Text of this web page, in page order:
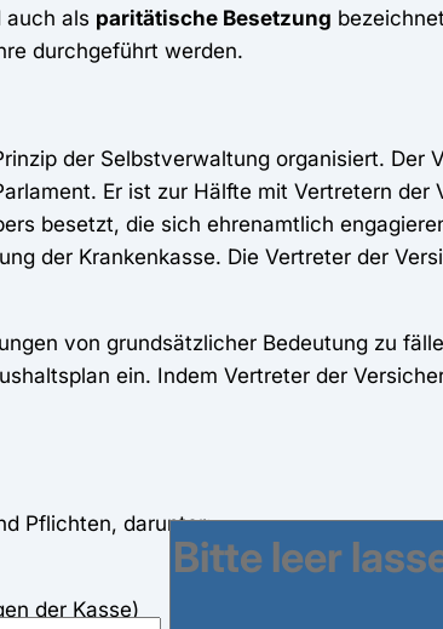
auch als paritätische Besetzung
durchgeführt werden.
der Selbstverwaltung organisiert. Der
Er ist zur Hälfte mit Vertretern der
besetzt, die sich ehrenamtlich
der Krankenkasse. Die Vertreter der
von grundsätzlicher Bedeutung zu
ein. Indem Vertreter der
Pflichten, darunter:
der Kasse)